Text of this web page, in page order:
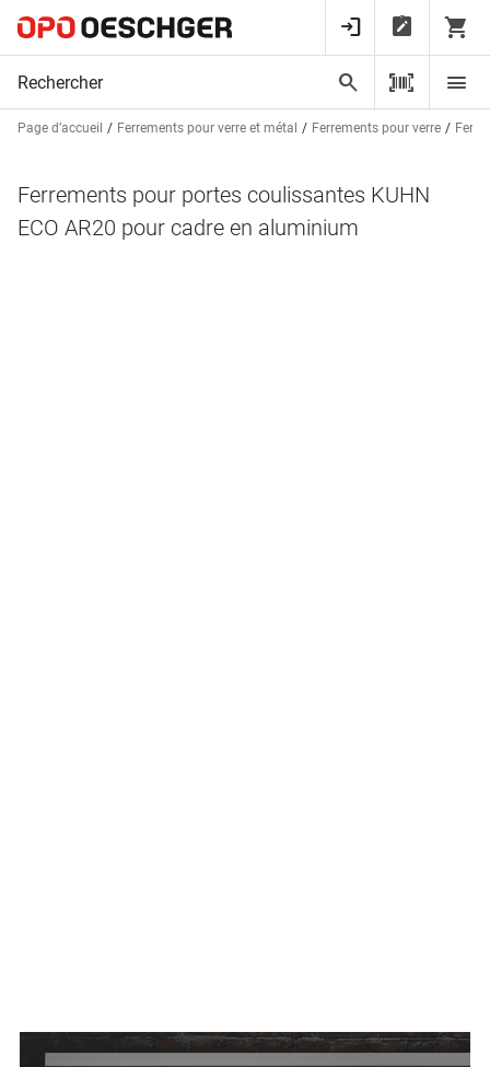
Page d’accueil Ferrements pour verre et métal Ferrements pour verre
Ferrements pour portes coulissantes KUHN
ECO AR20 pour cadre en aluminium